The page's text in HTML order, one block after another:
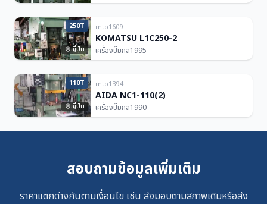
250T
ญี่ปุ่น
mtp1609
KOMATSU L1C250-2
เครื่องปั๊มกล1995
110T
ญี่ปุ่น
mtp1394
AIDA NC1-110(2)
เครื่องปั๊มกล1990
สอบถามข้อมูลเพิ่มเติม
ราคาแตกต่างกันตามเงื่อนไข เช่น ส่งมอบตามสภาพเดิมหรือส่ง